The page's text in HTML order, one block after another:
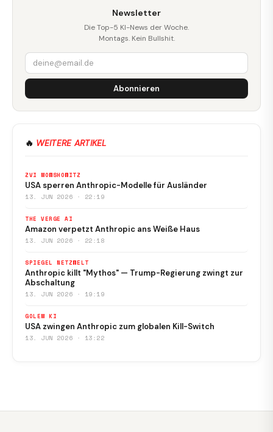
Newsletter
Die Top-5 KI-News der Woche.
Montags. Kein Bullshit.
Abonnieren
🔥 WEITERE ARTIKEL
ZVI MOWSHOWITZ
USA sperren Anthropic-Modelle für Ausländer
13. JUN 2026 · 22:19
THE VERGE AI
Amazon verpetzt Anthropic ans Weiße Haus
13. JUN 2026 · 22:18
SPIEGEL NETZWELT
Anthropic killt "Mythos" — Trump-Regierung zwingt zur
Abschaltung
13. JUN 2026 · 19:19
GOLEM KI
USA zwingen Anthropic zum globalen Kill-Switch
13. JUN 2026 · 13:22